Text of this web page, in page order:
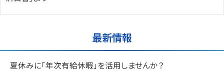
最新情報
夏休みに「年次有給休暇」を活用しませんか？